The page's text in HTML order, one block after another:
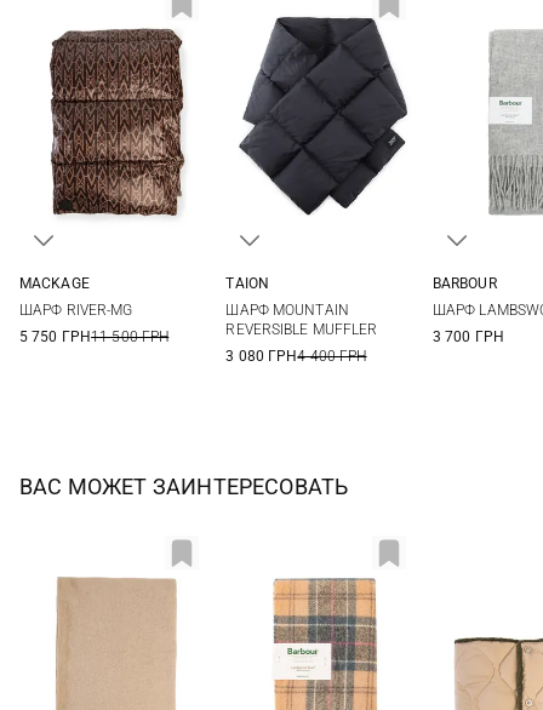
MACKAGE
ШАРФ RIVER-MG
5 750 ГРН11 500 ГРН
TAION
ШАРФ MOUNTAIN
REVERSIBLE MUFFLER
3 080 ГРН4 400 ГРН
BARBOUR
ШАРФ
3 700 ГРН
ВАС МОЖЕТ ЗАИНТЕРЕСОВАТЬ